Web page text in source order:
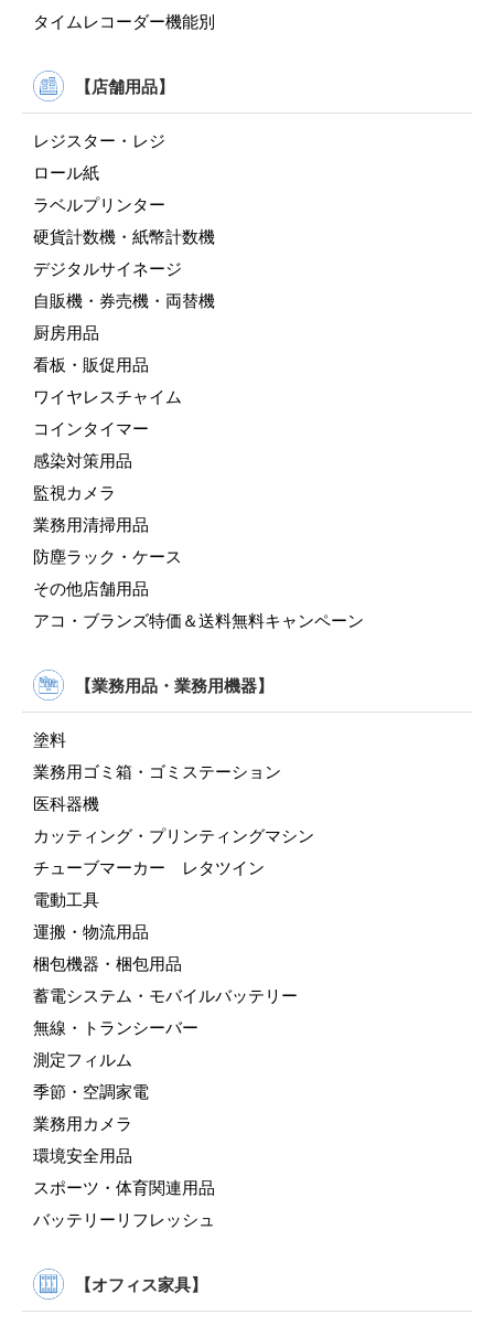
タイムレコーダー機能別
【店舗用品】
レジスター・レジ
ロール紙
ラベルプリンター
硬貨計数機・紙幣計数機
デジタルサイネージ
自販機・券売機・両替機
厨房用品
看板・販促用品
ワイヤレスチャイム
コインタイマー
感染対策用品
監視カメラ
業務用清掃用品
防塵ラック・ケース
その他店舗用品
アコ・ブランズ特価＆送料無料キャンペーン
【業務用品・業務用機器】
塗料
業務用ゴミ箱・ゴミステーション
医科器機
カッティング・プリンティングマシン
チューブマーカー レタツイン
電動工具
運搬・物流用品
梱包機器・梱包用品
蓄電システム・モバイルバッテリー
無線・トランシーバー
測定フィルム
季節・空調家電
業務用カメラ
環境安全用品
スポーツ・体育関連用品
バッテリーリフレッシュ
【オフィス家具】